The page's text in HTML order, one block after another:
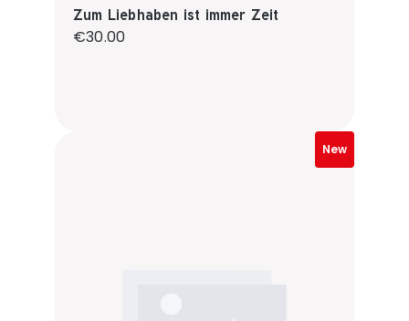
Zum Liebhaben ist immer Zeit
Regular price:
€30.00
New